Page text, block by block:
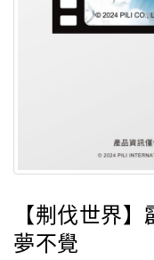
【刜伐世界
夢不覺